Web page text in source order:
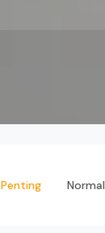
Penting Normal